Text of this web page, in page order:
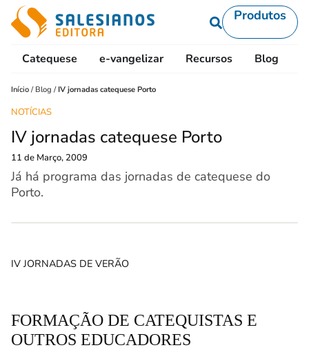
Produtos
Catequese e-vangelizar Recursos Blog
Início / Blog /IV jornadas catequese Porto
NOTÍCIAS
IV jornadas catequese Porto
11 de Março, 2009
Já há programa das jornadas de catequese do
Porto.
IV JORNADAS DE VERÃO
FORMAÇÃO DE CATEQUISTAS E
OUTROS EDUCADORES